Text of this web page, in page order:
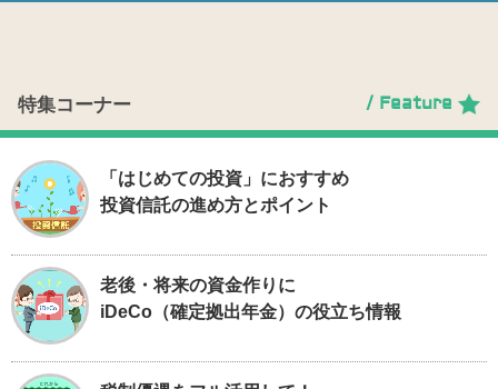
特集コーナー / Feature
「はじめての投資」におすすめ
投資信託の進め方とポイント
老後・将来の資金作りに
iDeCo（確定拠出年金）の役立ち情報